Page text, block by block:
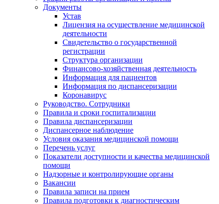
Документы
Устав
Лицензия на осуществление медицинской
деятельности
Свидетельство о государственной
регистрации
Структура организации
Финансово-хозяйственная деятельность
Информация для пациентов
Информация по диспансеризации
Коронавирус
Руководство. Сотрудники
Правила и сроки госпитализации
Правила диспансеризации
Диспансерное наблюдение
Условия оказания медицинской помощи
Перечень услуг
Показатели доступности и качества медицинской
помощи
Надзорные и контролирующие органы
Вакансии
Правила записи на прием
Правила подготовки к диагностическим